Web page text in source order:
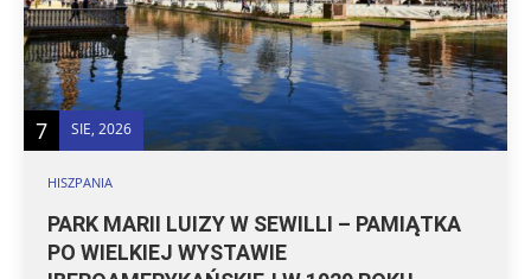
7 SIE, 2026
HISZPANIA
PARK MARII LUIZY W SEWILLI – PAMIĄTKA
PO WIELKIEJ WYSTAWIE